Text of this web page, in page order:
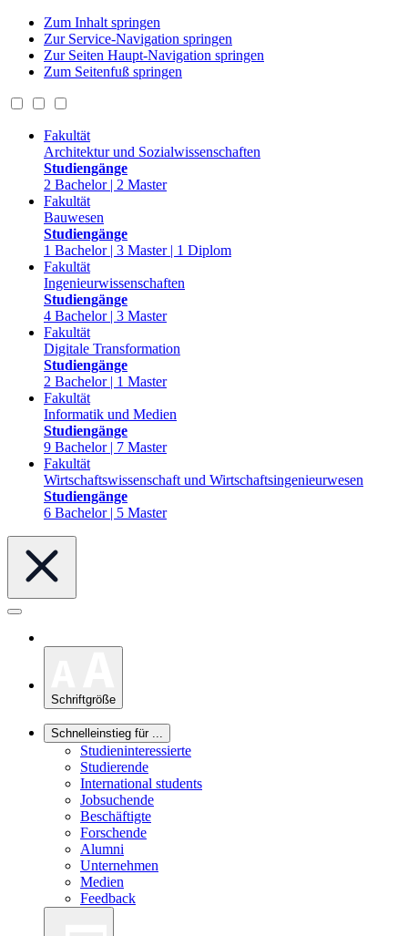
Zum Inhalt springen
Zur Service-Navigation springen
Zur Seiten Haupt-Navigation springen
Zum Seitenfuß springen
Fakultät
Architektur und Sozialwissenschaften
Studiengänge
2 Bachelor | 2 Master
Fakultät
Bauwesen
Studiengänge
1 Bachelor | 3 Master | 1 Diplom
Fakultät
Ingenieurwissenschaften
Studiengänge
4 Bachelor | 3 Master
Fakultät
Digitale Transformation
Studiengänge
2 Bachelor | 1 Master
Fakultät
Informatik und Medien
Studiengänge
9 Bachelor | 7 Master
Fakultät
Wirtschaftswissenschaft und Wirtschaftsingenieurwesen
Studiengänge
6 Bachelor | 5 Master
Schriftgröße
Schnelleinstieg für ...
Studieninteressierte
Studierende
International students
Jobsuchende
Beschäftigte
Forschende
Alumni
Unternehmen
Medien
Feedback